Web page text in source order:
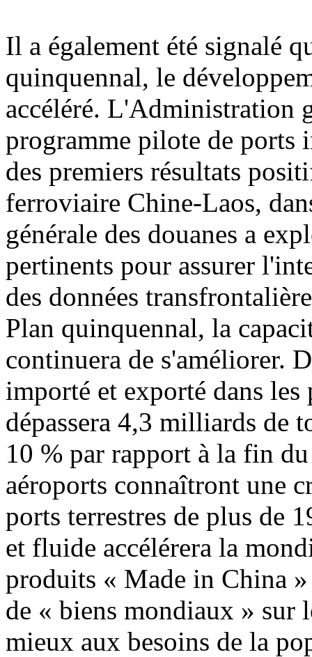
Il a également été signalé
quinquennal, le
accéléré. L'Administration
programme pilote de ports
des premiers résultats
ferroviaire Chine-Laos,
générale des douanes a
pertinents pour assurer
des données
Plan quinquennal, la
continuera de s'améliorer.
importé et exporté dans
dépassera 4,3 milliards de
10 % par rapport à la fin
aéroports connaîtront une
ports terrestres de plus de
et fluide accélérera la
produits « Made in China
de « biens mondiaux » sur
mieux aux besoins de la